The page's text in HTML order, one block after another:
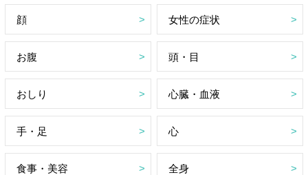
顔 女性の症状
お腹 頭・目
おしり 心臓・血液
手・足 心
食事・美容 全身